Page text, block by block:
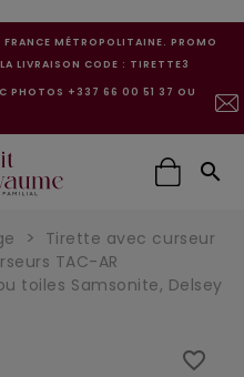
MÉTROPOLITAINE. PROMO
LIVRAISON CODE : TIRETTE3
PHOTOS +337 66 00 51 37 OU

Tirette avec curseur
TAC-AR
toiles Samsonite, Delsey
favorite_border